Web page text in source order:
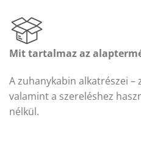
Mit tartalmaz az
A zuhanykabin alkatrészei –
valamint a szereléshez
nélkül.